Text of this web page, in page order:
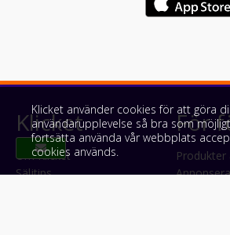
Klicket
Om Klicket
Säljtips
För
Annonsera
Klicket använder cookies för att göra
användarupplevelse så bra som
fortsätta använda vår webbplats
cookies används.